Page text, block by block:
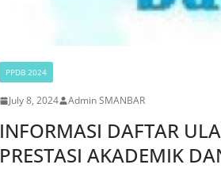
PPDB 2024
July 8, 2024 Admin SMANBAR
INFORMASI DAFTAR
PRESTASI AKADEMIK